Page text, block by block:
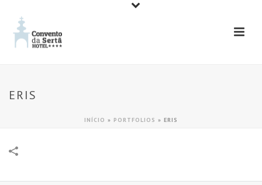
ERIS
INÍCIO » PORTFOLIOS » ERIS